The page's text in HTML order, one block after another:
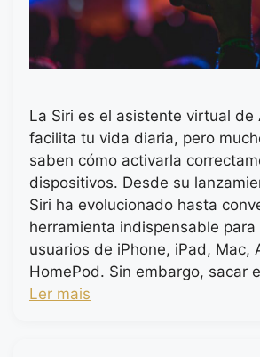
La Siri es el asistente virtual de
facilita tu vida diaria, pero
saben cómo activarla
dispositivos. Desde su
Siri ha evolucionado hasta
herramienta indispensable para
usuarios de iPhone, iPad, Mac,
HomePod. Sin embargo, sacar
Ler mais